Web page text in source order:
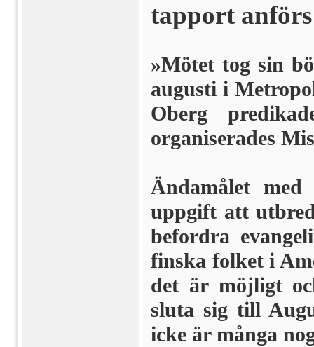
tapport
»Mötet tog sin
augusti i
Oberg
organiserades
Ändamålet
uppgift att
befordra
finska folket i
det är möjligt
sluta sig till
icke är många